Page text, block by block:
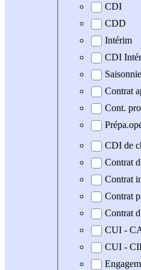
Type de contrat
CDI
CDD
Intérim
CDI
Contrat
Cont.
CDI de
Contrat
Contrat
Contrat
Contrat
CUI -
CUI -